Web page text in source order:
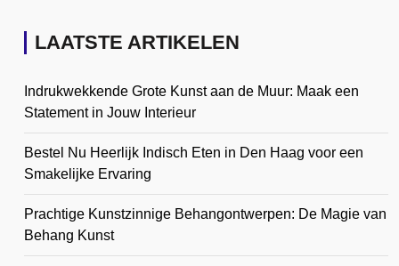
LAATSTE ARTIKELEN
Indrukwekkende Grote Kunst aan de Muur: Maak een
Statement in Jouw Interieur
Bestel Nu Heerlijk Indisch Eten in Den Haag voor een
Smakelijke Ervaring
Prachtige Kunstzinnige Behangontwerpen: De Magie van
Behang Kunst